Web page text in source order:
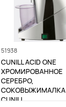
51938
CUNILL ACID ONE
ХРОМИРОВАННОЕ
СЕРЕБРО,
СОКОВЫЖИМАЛКА
CUNILL…